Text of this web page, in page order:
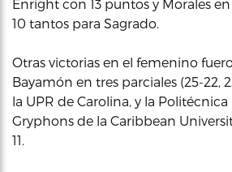
Enright con 13 puntos y Morales
10 tantos para Sagrado.
Otras victorias en el femenino
Bayamón en tres parciales (25-22,
la UPR de Carolina, y la Politécnica
Gryphons de la Caribbean
11.